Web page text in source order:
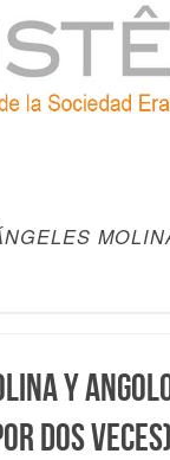
y
dos veces)